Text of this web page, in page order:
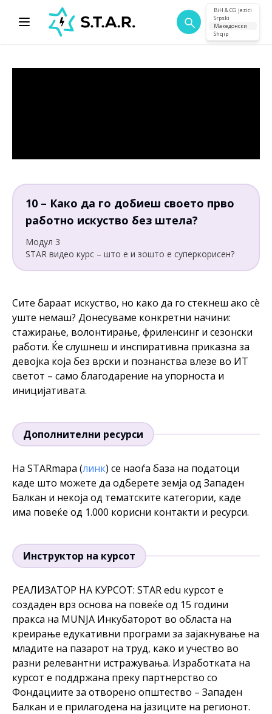
BiH & CG jezici
Srpski
Македонски
Shqip
10 – Како да го добиеш своето прво
работно искуство без штела?
Модул 3
STAR видео курс – што е и зошто е суперкорисен?
Сите бараат искуство, но како да го стекнеш ако сè
уште немаш? Донесуваме конкретни начини:
стажирање, волонтирање, фриленсинг и сезонски
работи. Ќе слушнеш и инспиративна приказна за
девојка која без врски и познанства влезе во ИТ
светот – само благодарение на упорноста и
иницијативата.
Дополнителни ресурси
На STARmapa (линк) се наоѓа база на податоци
каде што можете да одберете земја од Западен
Балкан и некоја од тематските категории, каде
има повеќе од 1.000 корисни контакти и ресурси.
Инструктор на курсот
РЕАЛИЗАТОР НА КУРСОТ: STAR edu курсот е
создаден врз основа на повеќе од 15 години
пракса на MUNJA Инкубаторот во областа на
креирање едукативни програми за зајакнување на
младите на пазарот на труд, како и учество во
разни релевантни истражувања. Изработката на
курсот е поддржана преку партнерство со
Фондациите за отворено општество – Западен
Балкан и е прилагодена на јазиците на регионот.